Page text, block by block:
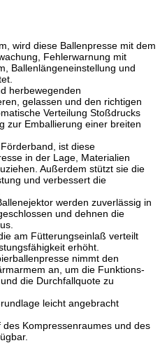
wird diese Ballenpresse mit dem
Fehlerwarnung mit
Ballenlängeneinstellung und
herbewegenden
gelassen und den richtigen
Verteilung Stoßdrucks
zur Emballierung einer breiten
ist diese
in der Lage, Materialien
Außerdem stützt sie die
und verbessert die
werden zuverlässig in
und dehnen die
am Fütterungseinlaß verteilt
erhöht.
nimmt den
an, um die Funktions-
die Durchfallquote zu
leicht angebracht
Kompressenraumes und des